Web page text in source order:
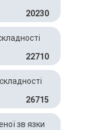
20230
22710
26715
зв язки